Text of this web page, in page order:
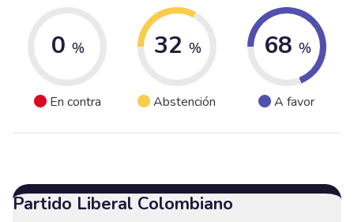
0 %
En contra
32 %
Abstención
68 %
A favor
Partido Liberal Colombiano